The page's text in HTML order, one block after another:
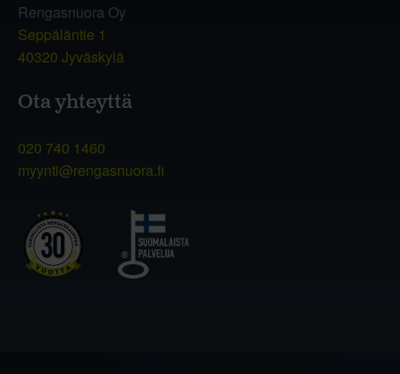
Rengasnuora Oy
Seppäläntie 1
40320 Jyväskylä
Ota yhteyttä
020 740 1460
myynti@rengasnuora.fi